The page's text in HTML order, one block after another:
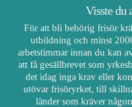
Visste du
För att bli behörig frisör
utbildning och minst
arbetstimmar innan du kan
att få gesällbrevet som
det idag inga krav eller
utövar frisöryrket, till
länder som kräver